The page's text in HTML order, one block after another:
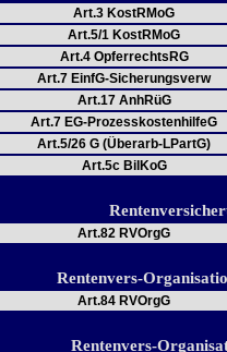
Art.3 KostRMoG
Art.5/1 KostRMoG
Art.4 OpferrechtsRG
Art.7 EinfG-Sicherungsverw
Art.17 AnhRüG
Art.7 EG-ProzesskostenhilfeG
Art.5/26 G (Überarb-LPartG)
Art.5c BilKoG
Art.82 RVOrgG
Rentenvers-
Art.84 RVOrgG
Rentenvers-